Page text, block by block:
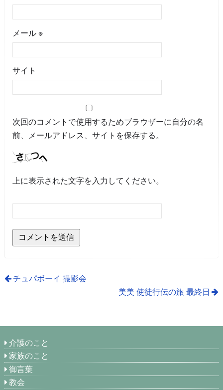
メール ※
サイト
次回のコメントで使用するためブラウザーに自分の名
前、メールアドレス、サイトを保存する。
上に表示された文字を入力してください。
チュパボーイ 撮影会
美美 使徒行伝の旅 最終日
介護のこと
家族のこと
御言葉
教会